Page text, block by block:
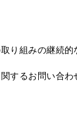
り組みの継続的
するお問い合わ